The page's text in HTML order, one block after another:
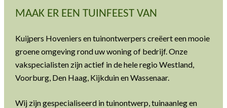
MAAK ER EEN TUINFEEST VAN
Kuijpers Hoveniers en tuinontwerpers creëert een mooie
groene omgeving rond uw woning of bedrijf. Onze
vakspecialisten zijn actief in de hele regio Westland,
Voorburg, Den Haag, Kijkduin en Wassenaar.
Wij zijn gespecialiseerd in tuinontwerp, tuinaanleg en